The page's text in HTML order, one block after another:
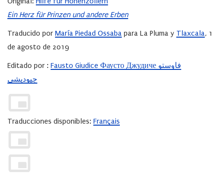
Ein Herz für Prinzen und andere Erben
Traducido por María Piedad Ossaba para La Pluma y Tlaxcala, 1
de agosto de 2019
Editado por : Fausto Giudice Фаусто Джудиче فاوستو
جيوديشي
Traducciones disponibles: Français